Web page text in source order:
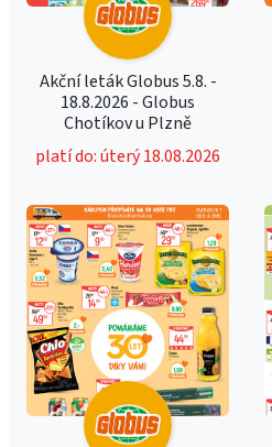
Akční leták Globus 5.8. -
18.8.2026 - Globus
Chotíkov u Plzně
platí do: úterý 18.08.2026